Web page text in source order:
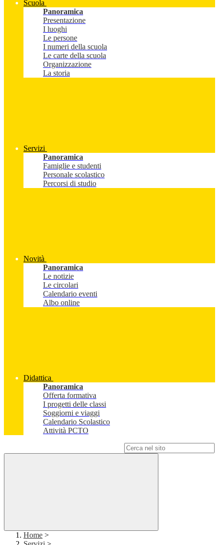
Scuola
Panoramica
Presentazione
I luoghi
Le persone
I numeri della scuola
Le carte della scuola
Organizzazione
La storia
Servizi
Panoramica
Famiglie e studenti
Personale scolastico
Percorsi di studio
Novità
Panoramica
Le notizie
Le circolari
Calendario eventi
Albo online
Didattica
Panoramica
Offerta formativa
I progetti delle classi
Soggiorni e viaggi
Calendario Scolastico
Attività PCTO
Home >